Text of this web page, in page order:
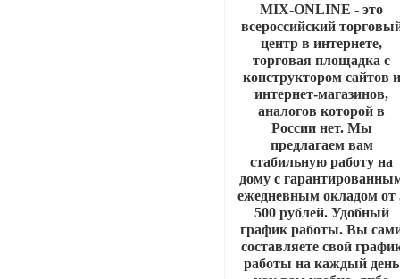
MIX-ONLINE - это
всероссийский
центр в интернете,
торговая площадка с
конструктором сайтов и
интернет-магазинов,
аналогов которой в
России нет. Мы
предлагаем вам
стабильную работу на
дому с
ежедневным окладом от
500 рублей. Удобный
график работы. Вы
составляете свой
работы на каждый день